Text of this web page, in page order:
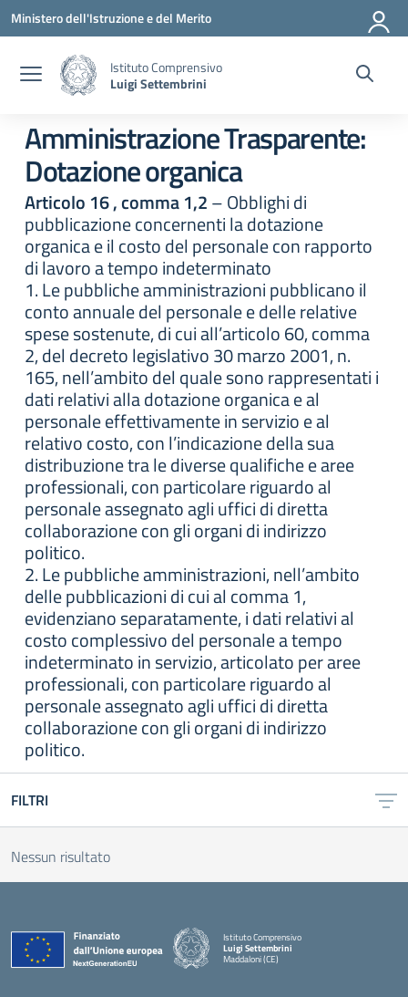
Vai ai contenuti
Vai al menu di navigazione
Vai al footer
Ministero dell'Istruzione e del Merito
Istituto Comprensivo
Luigi Settembrini
Amministrazione Trasparente:
Dotazione organica
Articolo 16 , comma 1,2– Obblighi di
pubblicazione concernenti la dotazione
organica e il costo del personale con rapporto
di lavoro a tempo indeterminato
1. Le pubbliche amministrazioni pubblicano il
conto annuale del personale e delle relative
spese sostenute, di cui all’articolo 60, comma
2, del decreto legislativo 30 marzo 2001, n.
165, nell’ambito del quale sono rappresentati i
dati relativi alla dotazione organica e al
personale effettivamente in servizio e al
relativo costo, con l’indicazione della sua
distribuzione tra le diverse qualifiche e aree
professionali, con particolare riguardo al
personale assegnato agli uffici di diretta
collaborazione con gli organi di indirizzo
politico.
2. Le pubbliche amministrazioni, nell’ambito
delle pubblicazioni di cui al comma 1,
evidenziano separatamente, i dati relativi al
costo complessivo del personale a tempo
indeterminato in servizio, articolato per aree
professionali, con particolare riguardo al
personale assegnato agli uffici di diretta
collaborazione con gli organi di indirizzo
politico.
FILTRI
Nessun risultato
Istituto Comprensivo
Luigi Settembrini
Maddaloni (CE)